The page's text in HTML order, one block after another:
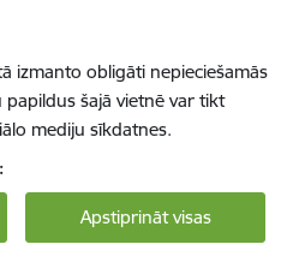
izmanto obligāti nepieciešamās
šajā vietnē var tikt
mediju sīkdatnes.
Apstiprināt visas